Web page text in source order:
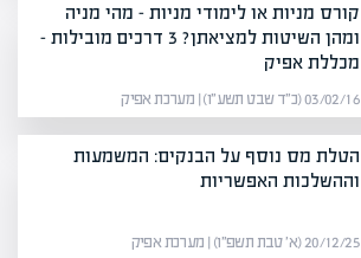
קורס מניות או לימודי מניות – מהי מניה
ומהן השיטות למציאתן? 3 דרכים מובילות –
מכללת אפיק
03/02/16 (כ״ד שבט תשע״ו) | מערכת אפיק
הטלת מס נוסף על הבנקים: המשמעות
וההשלכות האפשריות
20/12/25 (א׳ טבת תשפ״ו) | מערכת אפיק